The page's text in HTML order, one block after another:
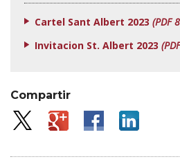
Cartel Sant Albert 2023 (PDF
Invitacion St. Albert 2023
Compartir